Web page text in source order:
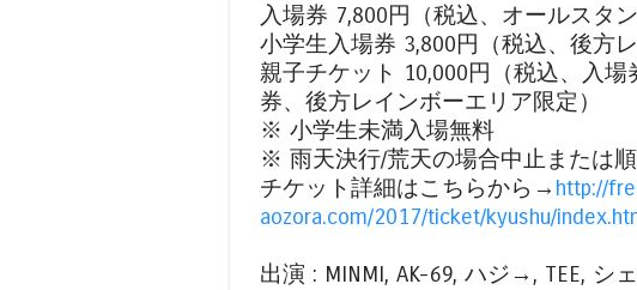
入場券 7,800円（税込、オールスタ
小学生入場券 3,800円（税込、後方
親子チケット 10,000円（税込、入
券、後方レインボーエリア限定）
※ 小学生未満入場無料
※ 雨天決行/荒天の場合中止または
チケット詳細はこちらから→ http://
aozora.com/2017/ticket/kyushu/
出演 : MINMI, AK-69, ハジ→, TEE, シ